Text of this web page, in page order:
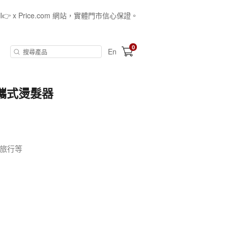
x Price.com 網站，實體門市信心保證。
En 0
式燙髮器
行等